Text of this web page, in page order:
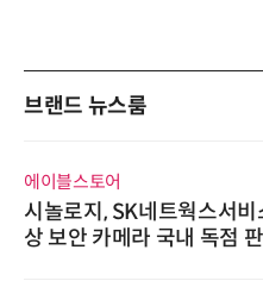
브랜드 뉴스룸
에이블스토어
시놀로지, SK네트웍스서비
상 보안 카메라 국내 독점